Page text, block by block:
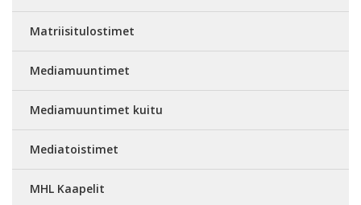
Matriisitulostimet
Mediamuuntimet
Mediamuuntimet kuitu
Mediatoistimet
MHL Kaapelit